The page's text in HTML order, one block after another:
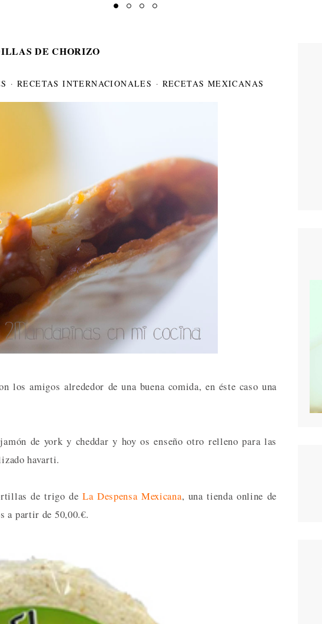
DE CHORIZO
·RECETAS INTERNACIONALES · RECETAS MEXICANAS
los amigos alrededor de una buena comida, en éste caso una
de york y cheddar y hoy os enseño otro relleno para las
havarti.
de trigo deLa Despensa Mexicana, una tienda online de
a partir de 50,00.€.